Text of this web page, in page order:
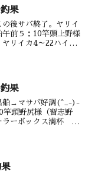
果
後サバ終了。ヤリイ
午前５：10竿頭上野様
ヤリイカ4～22ハイ
果
船→マサバ好調(^_-)-
頭野尻様（習志野
ラーボックス満杯 ヤ